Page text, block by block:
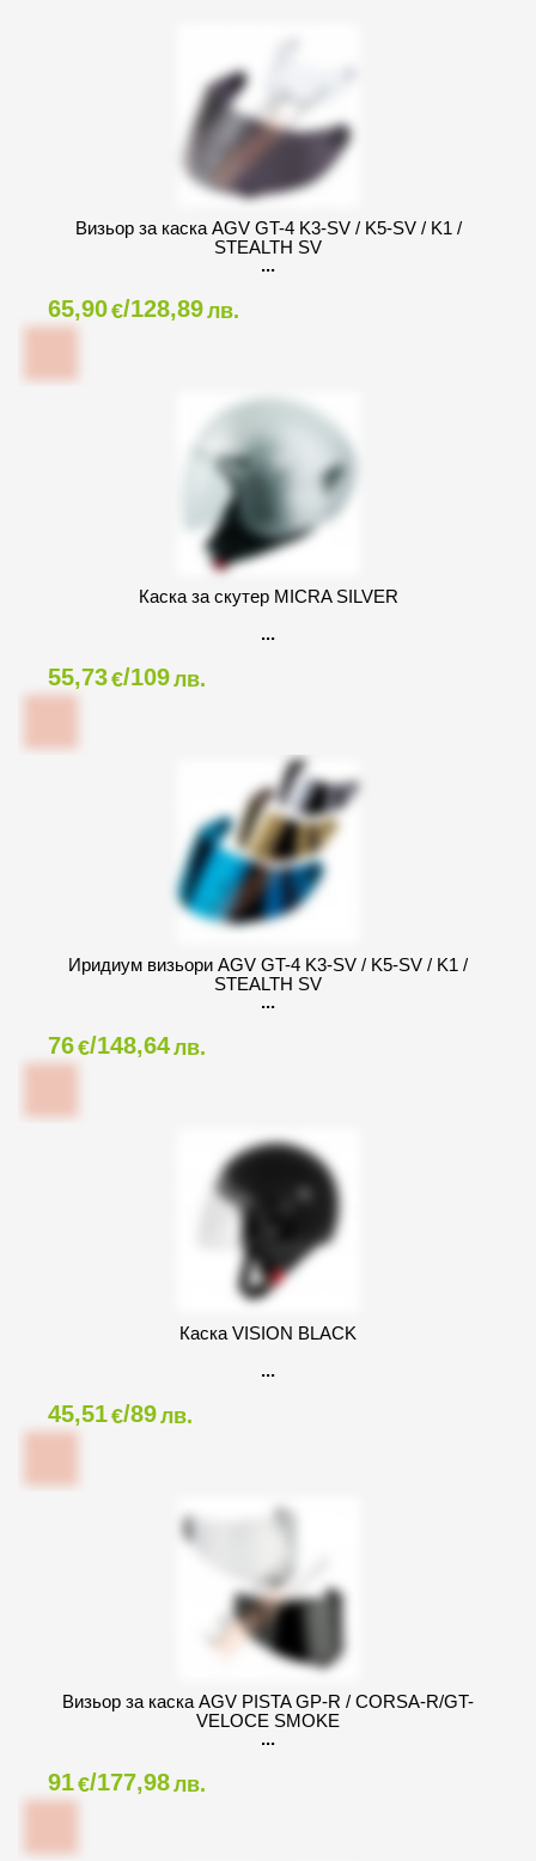
Визьор за каска AGV GT-4 K3-SV / K5-SV / K1 /
STEALTH SV
65,90€/128,89лв.
Каска за скутер MICRA SILVER
55,73€/109лв.
Иридиум визьори AGV GT-4 K3-SV / K5-SV / K1 /
STEALTH SV
76€/148,64лв.
Каска VISION BLACK
45,51€/89лв.
Визьор за каска AGV PISTA GP-R / CORSA-R/GT-
VELOCE SMOKE
91€/177,98лв.